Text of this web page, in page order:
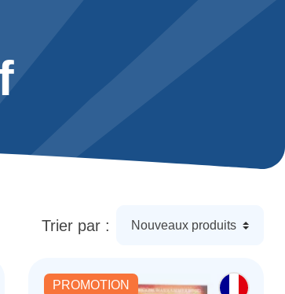
Trier par :
PROMOTION